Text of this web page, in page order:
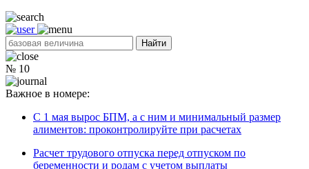
Найти
№ 10
Важное в номере:
С 1 мая вырос БПМ, а с ним и минимальный размер
алиментов: проконтролируйте при расчетах
Расчет трудового отпуска перед отпуском по
беременности и родам с учетом выплаты